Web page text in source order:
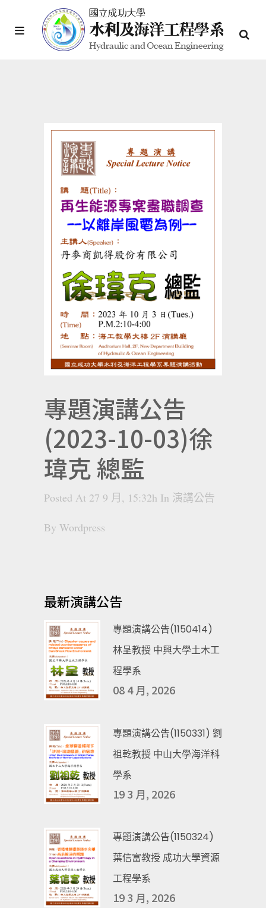
專題演講公告
(2023-10-03)徐
瑋克 總監
Posted At 27 9 月, 15:32h In 演講公告
By Wordpress
最新演講公告
專題演講公告(1150414)
林呈教授 中興大學土木工
程學系
08 4 月, 2026
專題演講公告(1150331) 劉
祖乾教授 中山大學海洋科
學系
19 3 月, 2026
專題演講公告(1150324)
葉信富教授 成功大學資源
工程學系
19 3 月, 2026